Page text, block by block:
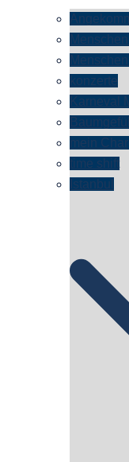
konzerte
Karneval
mein
time shift
Istanbul